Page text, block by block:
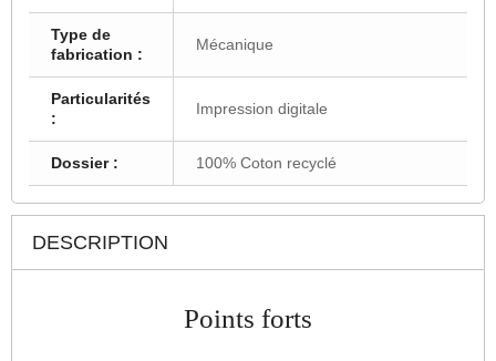
Type de
fabrication :
Mécanique
Particularités
:
Impression digitale
Dossier : 100% Coton recyclé
DESCRIPTION
Points forts